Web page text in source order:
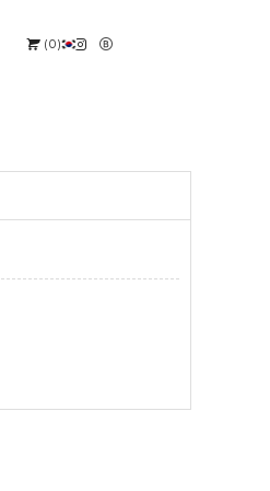
(0)